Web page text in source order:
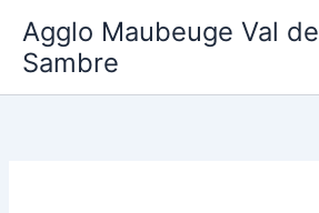
contenu
Agglo Maubeuge Val de
Sambre